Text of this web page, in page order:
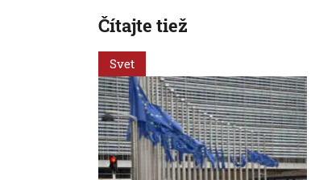
Čítajte tiež
Svet